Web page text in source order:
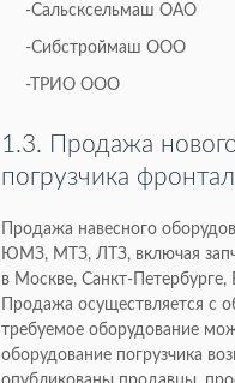
-Сальсксельмаш ОАО
-Сибстроймаш ООО
-ТРИО ООО
1.3. Продажа
погрузчика
Продажа навесного
ЮМЗ, МТЗ, ЛТЗ, включая
в Москве, Санкт-Петербурге,
Продажа осуществляется с
требуемое оборудование
оборудование погрузчика